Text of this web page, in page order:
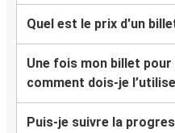
Quel est le prix d'un
Une fois mon billet pour
comment dois-je
Puis-je suivre la